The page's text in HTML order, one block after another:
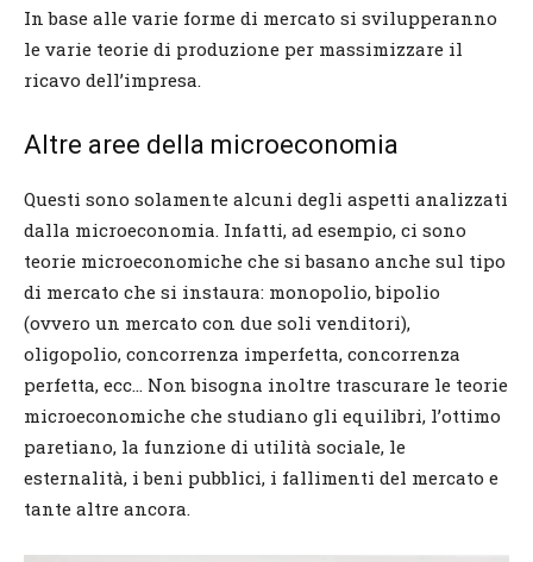
In base alle varie forme di mercato si svilupperanno
le varie teorie di produzione per massimizzare il
ricavo dell’impresa.
Altre aree della microeconomia
Questi sono solamente alcuni degli aspetti analizzati
dalla microeconomia. Infatti, ad esempio, ci sono
teorie microeconomiche che si basano anche sul tipo
di mercato che si instaura: monopolio, bipolio
(ovvero un mercato con due soli venditori),
oligopolio, concorrenza imperfetta, concorrenza
perfetta, ecc… Non bisogna inoltre trascurare le teorie
microeconomiche che studiano gli equilibri, l’ottimo
paretiano, la funzione di utilità sociale, le
esternalità, i beni pubblici, i fallimenti del mercato e
tante altre ancora.